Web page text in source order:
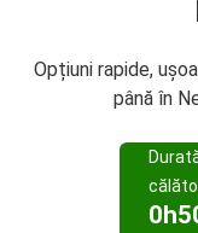
Opțiuni rapide,
până în